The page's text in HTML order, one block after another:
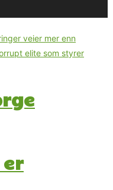
er